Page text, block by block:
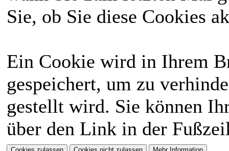
Sie, ob Sie diese Cookies
Ein Cookie wird in Ihrem
gespeichert, um zu
gestellt wird. Sie können
über den Link in der